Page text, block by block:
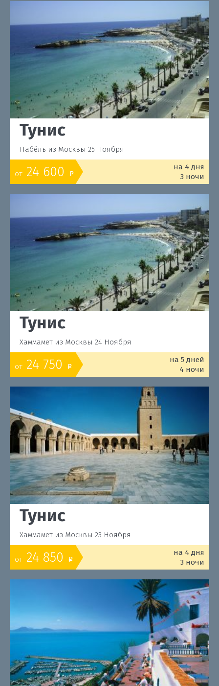
Тунис
Набёль из Москвы 25 Ноября
от 24 600 o
на 4 дня
3 ночи
Тунис
Хаммамет из Москвы 24 Ноября
от 24 750 o
на 5 дней
4 ночи
Тунис
Хаммамет из Москвы 23 Ноября
от 24 850 o
на 4 дня
3 ночи